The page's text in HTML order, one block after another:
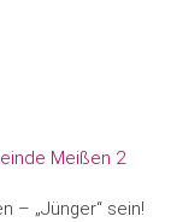
Meißen 2
– „Jünger“ sein!